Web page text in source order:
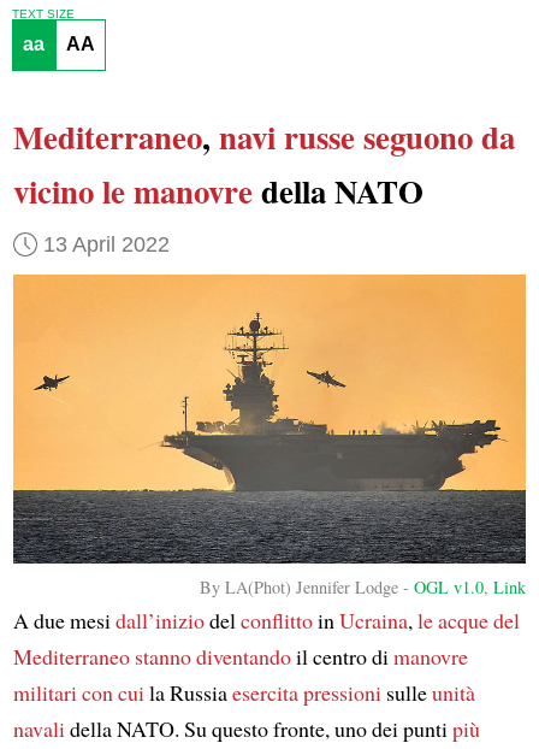
TEXT SIZE
aa AA
Mediterraneo, navi russeseguono da
vicinole manovredella NATO
13 April 2022
By LA(Phot) Jennifer Lodge -OGL v1.0,Link
A due mesidall’iniziodelconflittoinUcraina,le acque del
Mediterraneo stanno diventandoil centro dimanovre
militaricon cuila Russiaesercita pressionisulleunità
navalidella NATO. Su questo fronte, uno dei puntipiù